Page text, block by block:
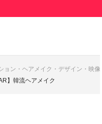
ョン・ヘアメイク・デザイン・映
】韓流ヘアメイク